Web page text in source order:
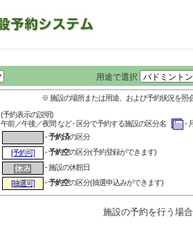
用途で選択
※ 施設の場所または用途、および予約状況を照
(予約表示の説明)
午前／午後／夜間 など - 区分で予約する施設の区分名
-
-予約済の区分
[予約可]
-予約空の区分(予約登録ができます)
- 施設の休館日
[抽選可]
-予約空の区分(抽選申込みができます)
施設の予約を行う場